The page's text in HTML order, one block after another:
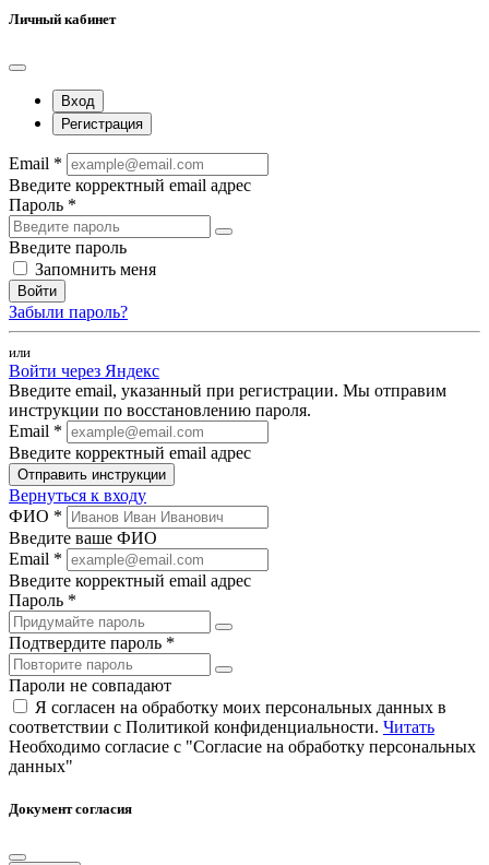
Личный кабинет
Вход
Регистрация
Email *
Введите корректный email адрес
Пароль *
Введите пароль
Запомнить меня
Войти
Забыли пароль?
или
Войти через Яндекс
Введите email, указанный при регистрации. Мы отправим
инструкции по восстановлению пароля.
Email *
Введите корректный email адрес
Отправить инструкции
Вернуться к входу
ФИО *
Введите ваше ФИО
Email *
Введите корректный email адрес
Пароль *
Подтвердите пароль *
Пароли не совпадают
Я согласен на обработку моих персональных данных в
соответствии с Политикой конфиденциальности. Читать
Необходимо согласие с "Согласие на обработку персональных
данных"
Документ согласия